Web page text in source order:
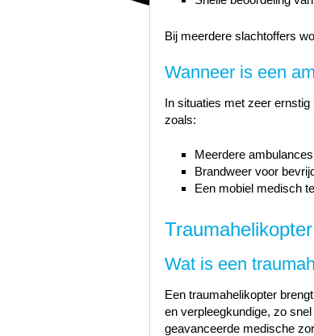
Bij meerdere slachtoffers
Wanneer is een
In situaties met zeer
zoals:
Meerdere ambulances
Brandweer voor
Een mobiel medisch
Wat is een
Een traumahelikopter
en verpleegkundige, zo
geavanceerde medische